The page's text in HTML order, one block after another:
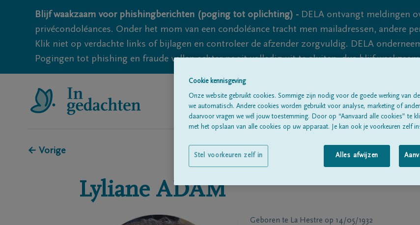
Blijf waakzaam voor phishingberichten (poging tot oplichting) - DELA ontvangt meldingen
privécondoléances. Onder het mom van een condoléance tracht men mailadressen, andere
Klik niet op verdachte links of bijlagen en controleer de afzender zorgvuldig. DELA
Pogingen tot phishing en fraude vallen echter nooit volledig uit te sluiten, dus blijf
Alle rouwberichten
← Vorige
Lyliane ADAM
Geboren te La Hestre op 14/05/1932
Cookie kennisgeving
Onze website gebruikt cookies. Sommige zijn nodig voor de goede werking van
we automatisch. Andere cookies worden gebruikt voor analyse, marketing of
daarvoor vragen we wél jouw toestemming. Door op “Aanvaard alle cookies” te
met het opslaan van alle cookies op uw apparaat. Je kan ook je voorkeuren zelf
Alles afwijzen
Stel voorkeuren zelf in